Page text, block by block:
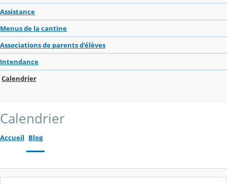
Assistance
Menus de la cantine
Associations de parents d'élèves
Intendance
Calendrier
Calendrier
Accueil Blog